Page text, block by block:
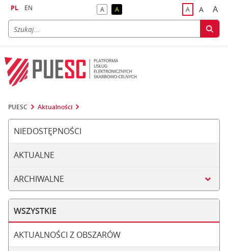
PL EN Akontrast domyślny
Akontrast żółty tekst na czarnym tle
Adomyślna
A A
PUESC Aktualności
NIEDOSTĘPNOŚCI
AKTUALNE
ARCHIWALNE
WSZYSTKIE
AKTUALNOŚCI Z OBSZARÓW